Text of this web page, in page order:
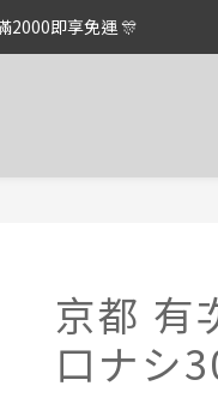
2000即享免運 🎊
京都 有
口ナシ